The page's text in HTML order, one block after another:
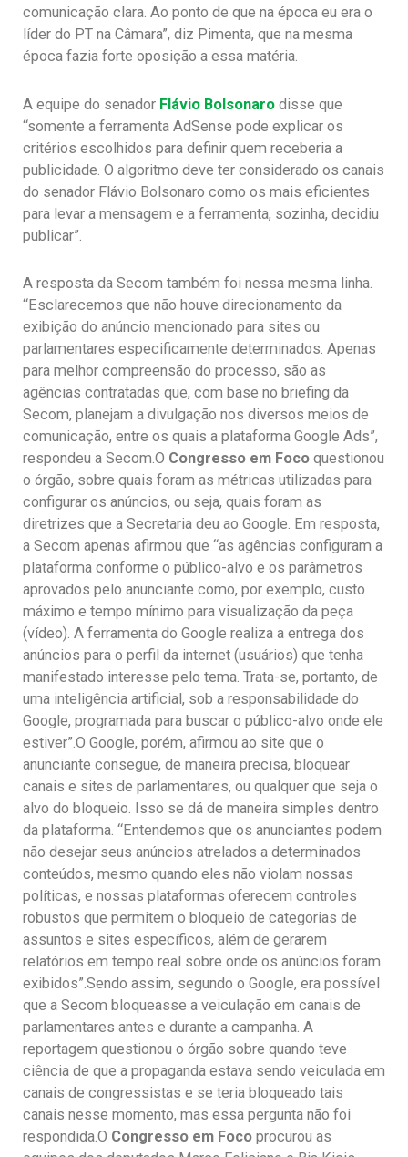
comunicação clara. Ao ponto de que na época eu era o
líder do PT na Câmara”, diz Pimenta, que na mesma
época fazia forte oposição a essa matéria.
A equipe do senador Flávio Bolsonaro disse que
“somente a ferramenta AdSense pode explicar os
critérios escolhidos para definir quem receberia a
publicidade. O algoritmo deve ter considerado os canais
do senador Flávio Bolsonaro como os mais eficientes
para levar a mensagem e a ferramenta, sozinha, decidiu
publicar”.
A resposta da Secom também foi nessa mesma linha.
“Esclarecemos que não houve direcionamento da
exibição do anúncio mencionado para sites ou
parlamentares especificamente determinados. Apenas
para melhor compreensão do processo, são as
agências contratadas que, com base no briefing da
Secom, planejam a divulgação nos diversos meios de
comunicação, entre os quais a plataforma Google Ads”,
respondeu a Secom.O Congresso em Foco questionou
o órgão, sobre quais foram as métricas utilizadas para
configurar os anúncios, ou seja, quais foram as
diretrizes que a Secretaria deu ao Google. Em resposta,
a Secom apenas afirmou que “as agências configuram a
plataforma conforme o público-alvo e os parâmetros
aprovados pelo anunciante como, por exemplo, custo
máximo e tempo mínimo para visualização da peça
(vídeo). A ferramenta do Google realiza a entrega dos
anúncios para o perfil da internet (usuários) que tenha
manifestado interesse pelo tema. Trata-se, portanto, de
uma inteligência artificial, sob a responsabilidade do
Google, programada para buscar o público-alvo onde ele
estiver”.O Google, porém, afirmou ao site que o
anunciante consegue, de maneira precisa, bloquear
canais e sites de parlamentares, ou qualquer que seja o
alvo do bloqueio. Isso se dá de maneira simples dentro
da plataforma. “Entendemos que os anunciantes podem
não desejar seus anúncios atrelados a determinados
conteúdos, mesmo quando eles não violam nossas
políticas, e nossas plataformas oferecem controles
robustos que permitem o bloqueio de categorias de
assuntos e sites específicos, além de gerarem
relatórios em tempo real sobre onde os anúncios foram
exibidos”.Sendo assim, segundo o Google, era possível
que a Secom bloqueasse a veiculação em canais de
parlamentares antes e durante a campanha. A
reportagem questionou o órgão sobre quando teve
ciência de que a propaganda estava sendo veiculada em
canais de congressistas e se teria bloqueado tais
canais nesse momento, mas essa pergunta não foi
respondida.O Congresso em Foco procurou as